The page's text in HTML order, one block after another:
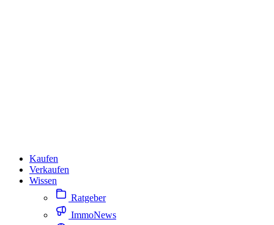
Kaufen
Verkaufen
Wissen
Ratgeber
ImmoNews